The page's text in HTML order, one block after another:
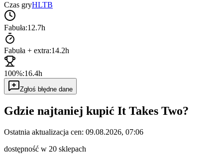
Czas gryHLTB
Fabuła:12.7h
Fabuła + extra:14.2h
100%:16.4h
Zgłoś błędne dane
Gdzie najtaniej kupić It Takes Two?
Ostatnia aktualizacja cen: 09.08.2026, 07:06
dostępność w 20 sklepach